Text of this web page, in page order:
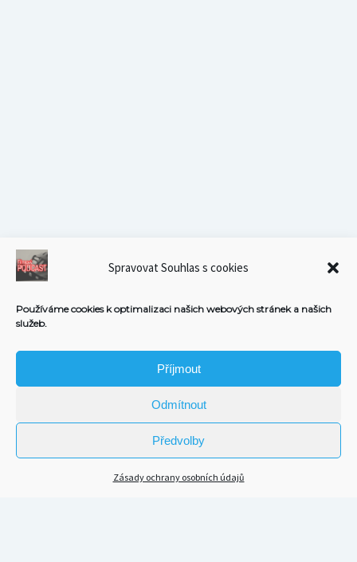
Spravovat Souhlas s cookies
Používáme cookies k optimalizaci našich webových stránek a našich
služeb.
Příjmout
Odmítnout
Předvolby
Zásady ochrany osobních údajů